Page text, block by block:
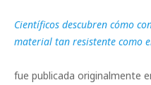
Científicos descubren cómo
material tan resistente como
fue publicada originalmente